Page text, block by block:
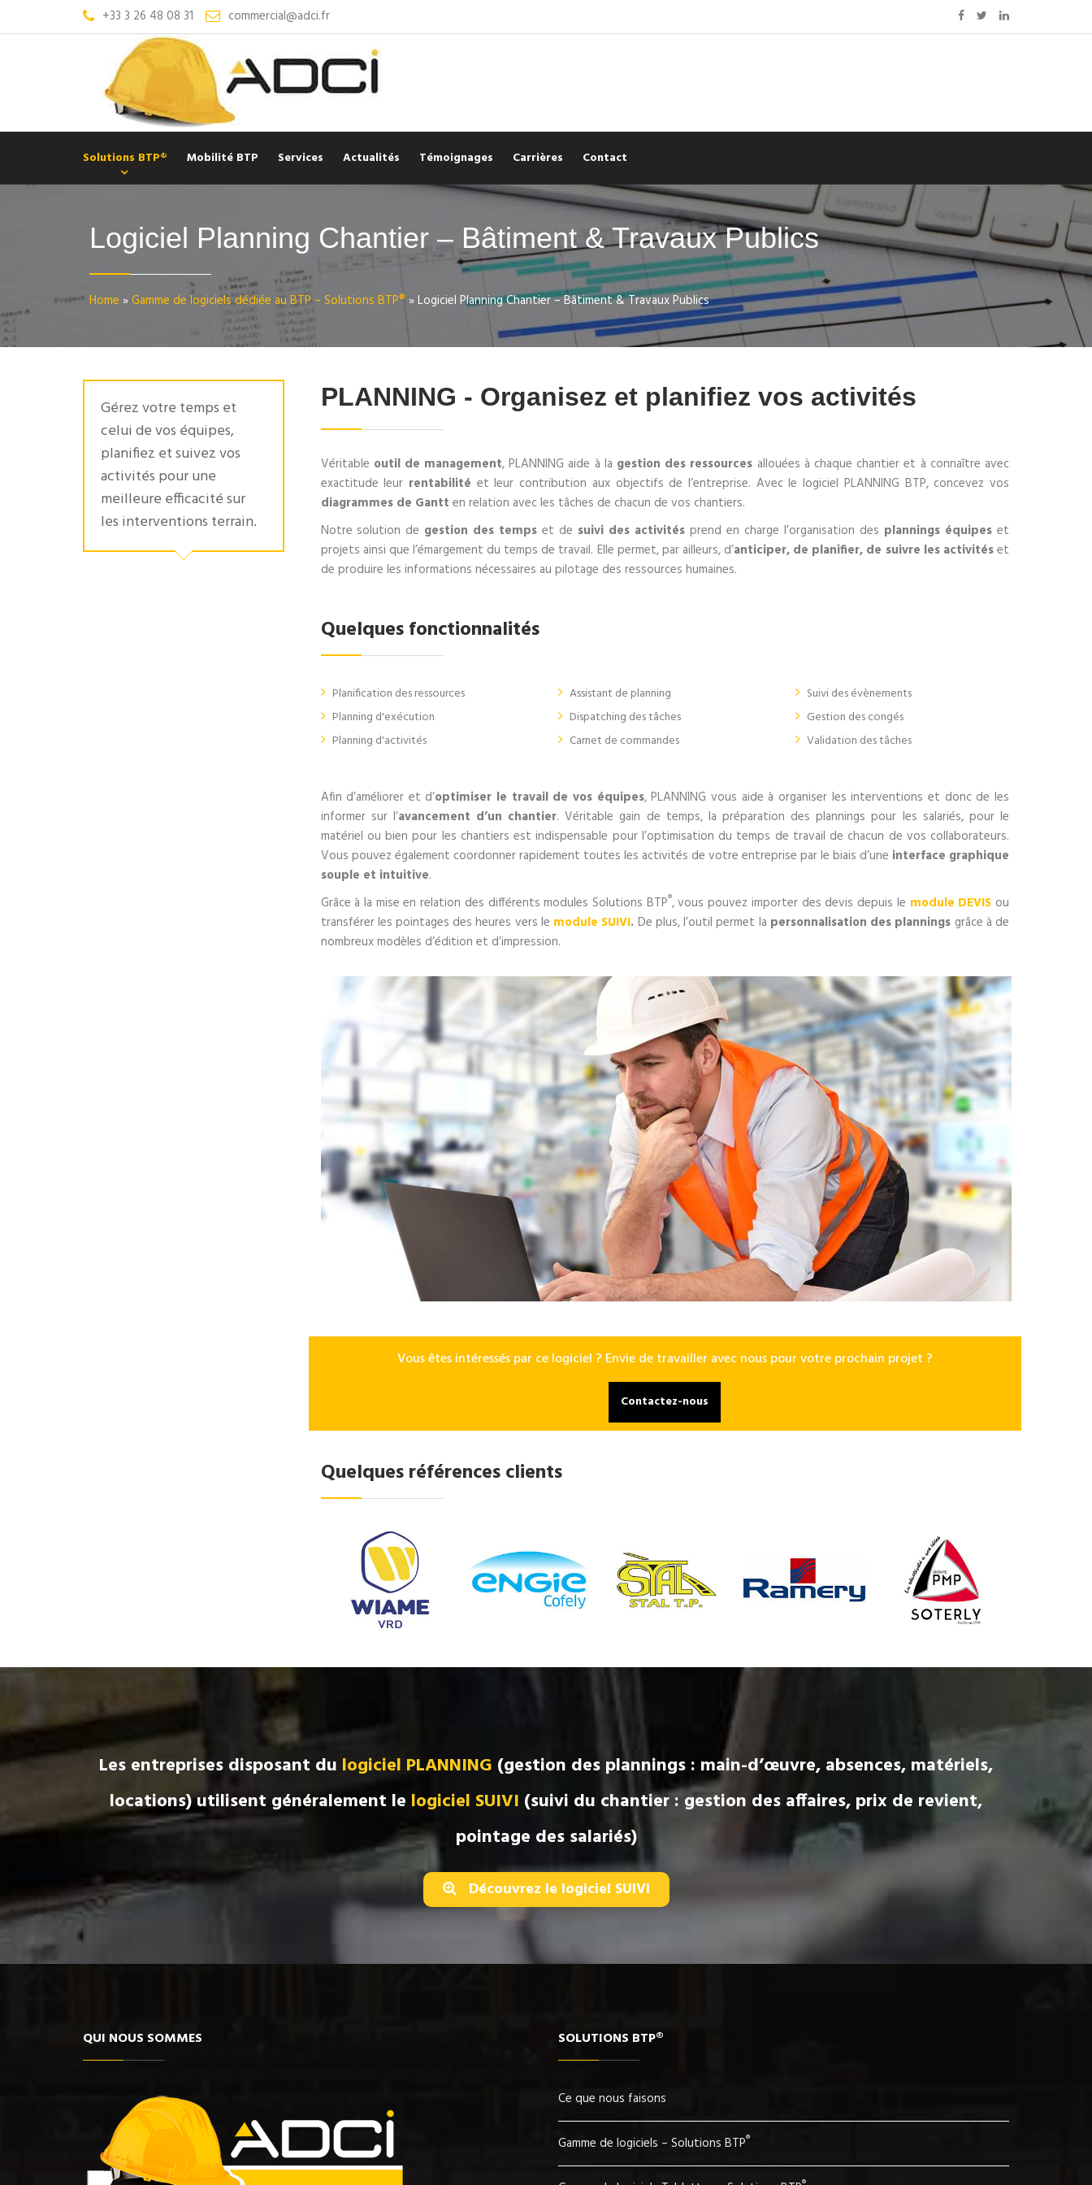
+33 3 26 48 08 31 commercial@adci.fr
Solutions BTP® Mobilité BTP Services Actualités Témoignages Carrières Contact
Logiciel Planning Chantier – Bâtiment & Travaux Publics
Home »Gamme de logiciels dédiée au BTP – Solutions BTP® »Logiciel Planning Chantier – Bâtiment & Travaux Publics
Gérez votre temps et
celui de vos équipes,
planifiez et suivez vos
activités pour une
meilleure efficacité sur
les interventions terrain.
PLANNING - Organisez et planifiez vos activités
Véritable outil de management, PLANNING aide à la gestion des ressources allouées à chaque chantier et à connaître avec
exactitude leur rentabilité et leur contribution aux objectifs de l’entreprise. Avec le logiciel PLANNING BTP, concevez vos
diagrammes de Gantt en relation avec les tâches de chacun de vos chantiers.
Notre solution de gestion des tempset de suivi des activités prend en charge l’organisation des plannings équipes et
projets ainsi que l’émargement du temps de travail. Elle permet, par ailleurs, d’anticiper, de planifier, de suivre les activitéset
de produire les informations nécessaires au pilotage des ressources humaines.
Quelques fonctionnalités
Planification des ressources
Planning d'exécution
Planning d'activités
Assistant de planning
Dispatching des tâches
Carnet de commandes
Suivi des évènements
Gestion des congés
Validation des tâches
Afin d’améliorer et d’optimiser le travail de vos équipes, PLANNING vous aide à organiser les interventions et donc de les
informer sur l’avancement d’un chantier. Véritable gain de temps, la préparation des plannings pour les salariés, pour le
matériel ou bien pour les chantiers est indispensable pour l’optimisation du temps de travail de chacun de vos collaborateurs.
Vous pouvez également coordonner rapidement toutes les activités de votre entreprise par le biais d’une interface graphique
souple et intuitive.
Grâce à la mise en relation des différents modules Solutions BTP®, vous pouvez importer des devis depuis le module DEVIS ou
transférer les pointages des heures vers le module SUIVI. De plus, l’outil permet la personnalisation des plannings grâce à de
nombreux modèles d’édition et d’impression.
Vous êtes intéressés par ce logiciel ? Envie de travailler avec nous pour votre prochain projet ?
Contactez-nous
Quelques références clients
Les entreprises disposant du logiciel PLANNING (gestion des plannings : main-d’œuvre, absences, matériels,
locations)utilisent généralement le logiciel SUIVI (suivi du chantier : gestion des affaires, prix de revient,
pointage des salariés)
Découvrez le logiciel SUIVI
QUI NOUS SOMMES SOLUTIONS BTP®
Ce que nous faisons
Gamme de logiciels – Solutions BTP®